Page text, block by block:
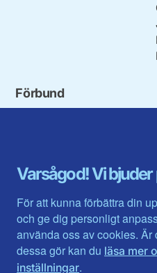
Varsågod! Vi bjuder
För att kunna förbättra din
och ge dig personligt
använda oss av cookies.
dessa gör kan du läsa mer
inställningar.
Förbund
Gävleborg
Halland
Jämtlands län
Jönköpings län
Kalmar län
Kronobergs län
Norrbotten